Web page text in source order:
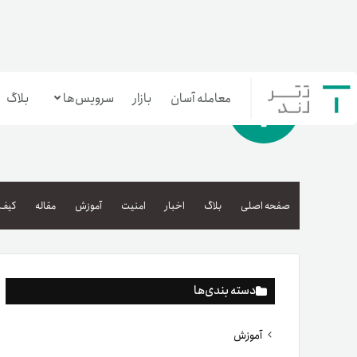
معامله آسان بازار سرویس‌ها
بازار تترلند
سرمایه‌گذاری آسان
بلاگ
صفحه اصلی بلاگ اخبار امنیت آموزش مقاله
دسته بندی‌ها
آموزش